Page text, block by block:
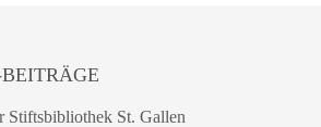
Stiftsbibliothek St. Gallen